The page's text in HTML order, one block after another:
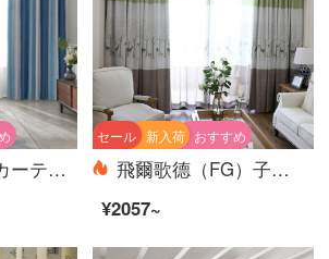
力仕完成品のカーテンは北欧風に遮光しています。厚い綿麻の居間寝室をカスタマイズして、現代のベランダの断熱カーテンを設計します。
おすすめ
新入荷
セール
飛爾歌德（FG）子供綿麻プリントの半遮光カーテン-鹿リビングルームの寝室のベランダの床にカーテンがかかっています。カーテンをカスタマイズしました。幅3 m*高さ2.7 m-フック式の一枚です。
¥2057~